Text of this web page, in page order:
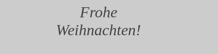
Frohe
Weihnachten!